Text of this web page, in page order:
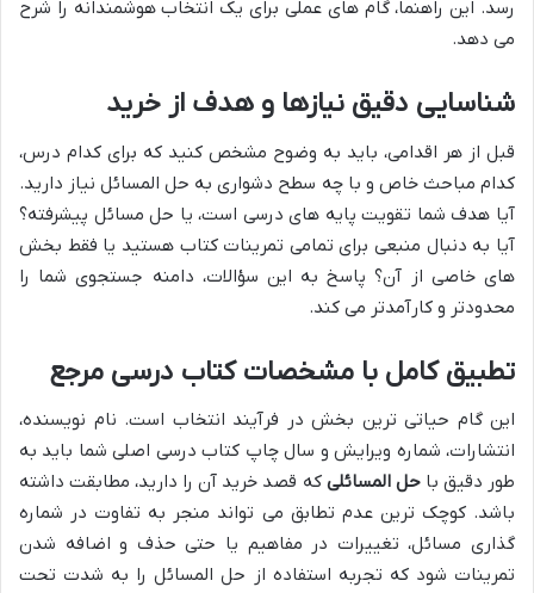
رسد. این راهنما، گام های عملی برای یک انتخاب هوشمندانه را شرح
می دهد.
شناسایی دقیق نیازها و هدف از خرید
قبل از هر اقدامی، باید به وضوح مشخص کنید که برای کدام درس،
کدام مباحث خاص و با چه سطح دشواری به حل المسائل نیاز دارید.
آیا هدف شما تقویت پایه های درسی است، یا حل مسائل پیشرفته؟
آیا به دنبال منبعی برای تمامی تمرینات کتاب هستید یا فقط بخش
های خاصی از آن؟ پاسخ به این سؤالات، دامنه جستجوی شما را
محدودتر و کارآمدتر می کند.
تطبیق کامل با مشخصات کتاب درسی مرجع
این گام حیاتی ترین بخش در فرآیند انتخاب است. نام نویسنده،
انتشارات، شماره ویرایش و سال چاپ کتاب درسی اصلی شما باید به
طور دقیق باحل المسائلی که قصد خرید آن را دارید، مطابقت داشته
باشد. کوچک ترین عدم تطابق می تواند منجر به تفاوت در شماره
گذاری مسائل، تغییرات در مفاهیم یا حتی حذف و اضافه شدن
تمرینات شود که تجربه استفاده از حل المسائل را به شدت تحت